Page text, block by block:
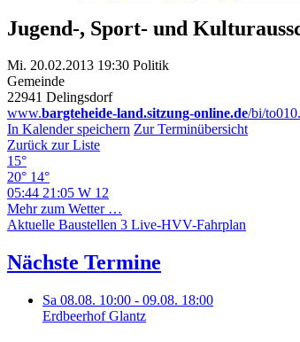
Jugend-, Sport- und
Mi. 20.02.2013 19:30 Politik
Gemeinde
22941 Delingsdorf
www.bargteheide-land.sitzung-online.de/bi/
In Kalender speichern Zur Terminübersicht
Zurück zur Liste
15°
20° 14°
05:44 21:05 W 12
Mehr zum Wetter …
Aktuelle Baustellen 3 Live-HVV-Fahrplan
Nächste Termine
Sa 08.08. 10:00 - 09.08. 18:00
Erdbeerhof Glantz